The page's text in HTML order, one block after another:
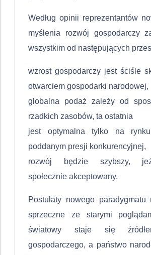
Według opinii reprezentantów
myślenia rozwój gospodarczy
wszystkim od następujących
wzrost gospodarczy jest ściśle
otwarciem gospodarki na­rodowej,
globalna podaż zależy od
rzadkich zasobów, ta ostatnia
jest optymalna tylko na
poddanym presji konkurencyjnej,
rozwój będzie szybszy,
społecznie akceptowany.
Postulaty nowego paradygmatu
sprzeczne ze starymi
światowy staje się
gospodarczego, a państwo